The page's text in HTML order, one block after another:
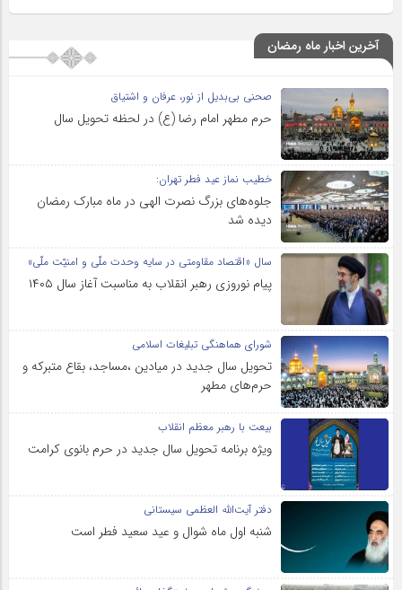
آخرین اخبار ماه رمضان
صحنی بی‌بدیل از نور، عرفان و اشتیاق
حرم مطهر امام رضا (ع) در لحظه تحویل سال
خطیب نماز عید فطر تهران:
جلوه‌های بزرگ نصرت الهی در ماه مبارک رمضان
دیده شد
سال «اقتصاد مقاومتی در سایه وحدت ملّی و امنیّت ملّی»
پیام نوروزی رهبر انقلاب به مناسبت آغاز سال ۱۴۰۵
شورای هماهنگی تبلیغات اسلامی
تحویل سال‌ جدید در میادین ،مساجد، بقاع متبرکه‌ و
حرم‌های‌ مطهر
بیعت با رهبر معظم انقلاب
ویژه برنامه تحویل سال جدید در حرم بانوی کرامت
دفتر آیت‌الله العظمی سیستانی
شنبه اول ماه شوال و عید سعید فطر است